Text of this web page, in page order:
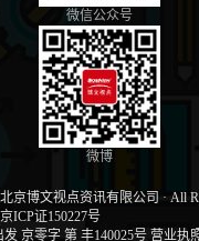
微信公众号
微博
北京博文视点资讯有限公司 · All
京ICP证150227号
京零字 第 丰140025号 营业执